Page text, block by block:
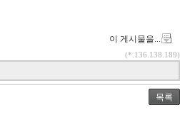
이 게시물을...
(*.136.138.189)
목록